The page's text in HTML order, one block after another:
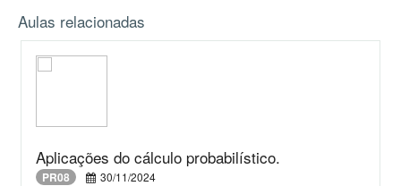
Aulas relacionadas
Aplicações do cálculo probabilístico.
PR08 30/11/2024